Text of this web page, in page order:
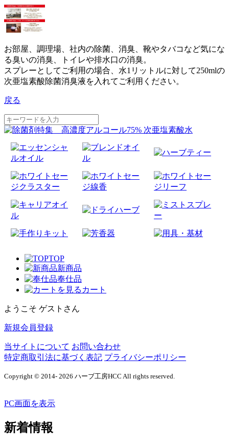
お部屋、調理場、社内の除菌、消臭、靴やタバコなど気にな
る臭いの消臭、トイレや排水口の消臭。
スプレーとしてご利用の場合、水1リットルに対して250mlの
次亜塩素酸除菌消臭液を入れてご利用ください。
戻る
TOP
新商品
奉仕品
カート
ようこそ ゲストさん
新規会員登録
当サイトについて お問い合わせ
特定商取引法に基づく表記 プライバシーポリシー
Copyright © 2014- 2026 ハーブ工房HCC All rights reserved.
PC画面を表示
新着情報